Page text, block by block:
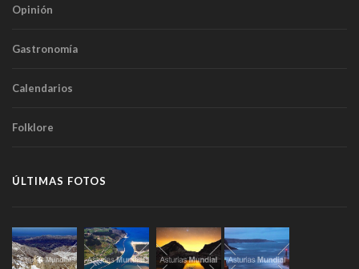
Opinión
Gastronomía
Calendarios
Folklore
ÚLTIMAS FOTOS